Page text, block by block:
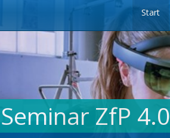
Start
Seminar ZfP 4.0